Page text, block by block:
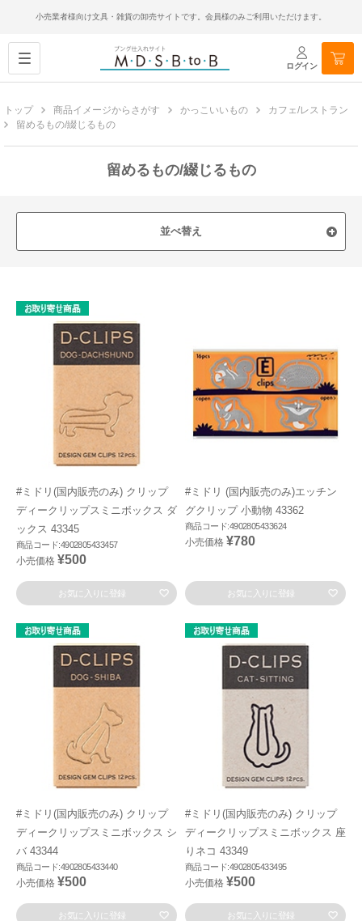
小売業者様向け文具・雑貨の卸売サイトです。会員様のみご利用いただけます。
ログイン
トップ 商品イメージからさがす かっこいいもの
カフェ/レストラン
留めるもの/綴じるもの
留めるもの/綴じるもの
並べ替え
#ミドリ(国内販売のみ) クリップ
ディークリップスミニボックス ダ
ックス 43345
商品コード:4902805433457
小売価格 ¥500
お気に入りに登録
#ミドリ (国内販売のみ)エッチン
グクリップ 小動物 43362
商品コード:4902805433624
小売価格 ¥780
お気に入りに登録
#ミドリ(国内販売のみ) クリップ
ディークリップスミニボックス シ
バ 43344
商品コード:4902805433440
小売価格 ¥500
お気に入りに登録
#ミドリ(国内販売のみ) クリップ
ディークリップスミニボックス 座
りネコ 43349
商品コード:4902805433495
小売価格 ¥500
お気に入りに登録